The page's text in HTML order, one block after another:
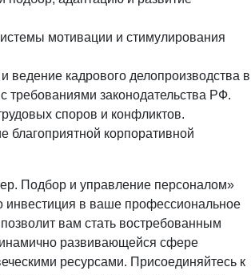
мотивации и стимулирования
ведение кадрового делопроизводства в
с требованиями законодательства РФ.
споров и конфликтов.
благоприятной корпоративной
Подбор и управление персоналом»
инвестиция в ваше профессиональное
вам стать востребованным
развивающейся сфере
ресурсами. Присоединяйтесь к